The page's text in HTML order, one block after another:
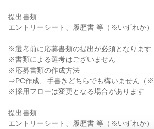
提出書類
エントリーシート、履歴書 等（※いずれか）
※選考前に応募書類の提出が必須となります
※書類による選考はございません
※応募書類の作成方法
⇒PC作成、手書きどちらでも構いません（※
※採用フローは変更となる場合があります
提出書類
エントリーシート、履歴書 等（※いずれか）